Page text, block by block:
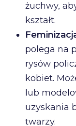
żuchwy,
kształt.
polega na
rysów
kobiet.
lub
uzyskania
twarzy.